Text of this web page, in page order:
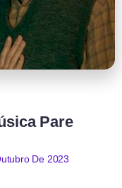
Pare
De 2023